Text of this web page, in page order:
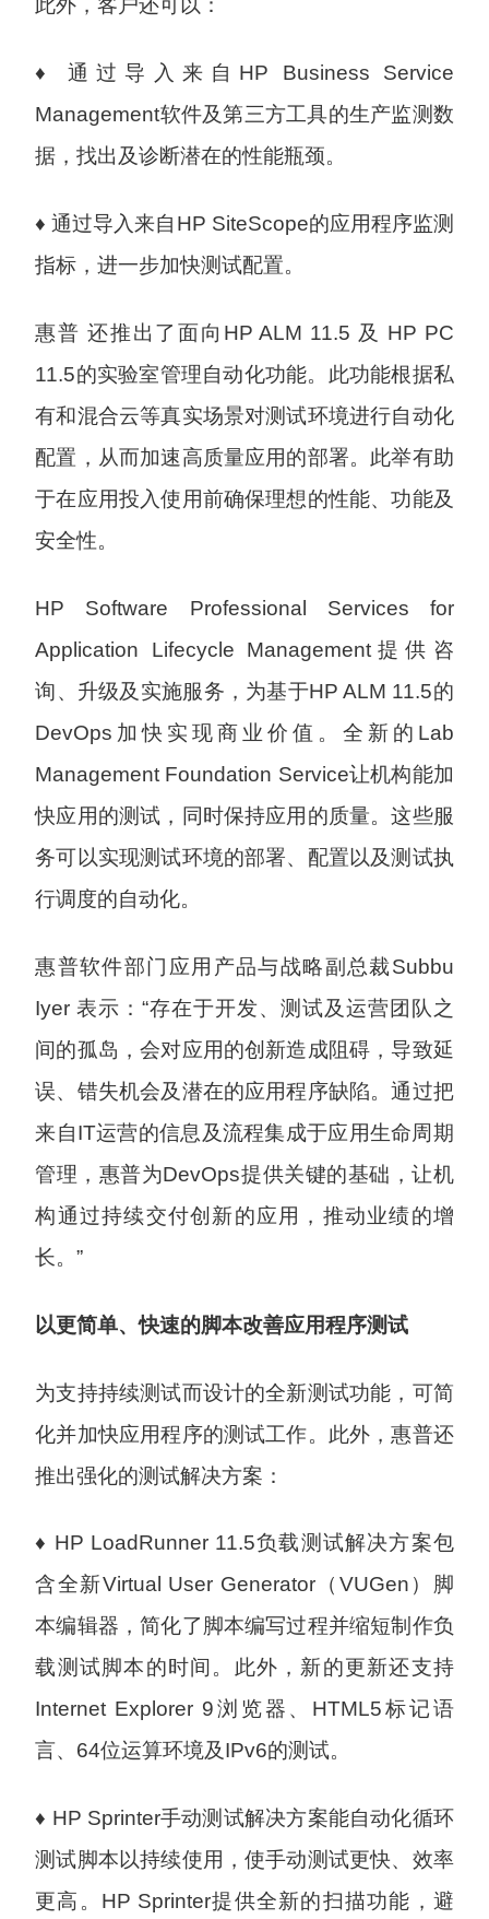
此外，客户还可以：
♦ 通过导入来自HP Business Service
Management软件及第三方工具的生产监测数
据，找出及诊断潜在的性能瓶颈。
♦ 通过导入来自HP SiteScope的应用程序监测
指标，进一步加快测试配置。
惠普 还推出了面向HP ALM 11.5 及 HP PC
11.5的实验室管理自动化功能。此功能根据私
有和混合云等真实场景对测试环境进行自动化
配置，从而加速高质量应用的部署。此举有助
于在应用投入使用前确保理想的性能、功能及
安全性。
HP Software Professional Services for
Application Lifecycle Management提供咨
询、升级及实施服务，为基于HP ALM 11.5的
DevOps加快实现商业价值。全新的Lab
Management Foundation Service让机构能加
快应用的测试，同时保持应用的质量。这些服
务可以实现测试环境的部署、配置以及测试执
行调度的自动化。
惠普软件部门应用产品与战略副总裁Subbu
Iyer 表示：“存在于开发、测试及运营团队之
间的孤岛，会对应用的创新造成阻碍，导致延
误、错失机会及潜在的应用程序缺陷。通过把
来自IT运营的信息及流程集成于应用生命周期
管理，惠普为DevOps提供关键的基础，让机
构通过持续交付创新的应用，推动业绩的增
长。”
以更简单、快速的脚本改善应用程序测试
为支持持续测试而设计的全新测试功能，可简
化并加快应用程序的测试工作。此外，惠普还
推出强化的测试解决方案：
♦ HP LoadRunner 11.5负载测试解决方案包
含全新Virtual User Generator（VUGen）脚
本编辑器，简化了脚本编写过程并缩短制作负
载测试脚本的时间。此外，新的更新还支持
Internet Explorer 9浏览器、HTML5标记语
言、64位运算环境及IPv6的测试。
♦ HP Sprinter手动测试解决方案能自动化循环
测试脚本以持续使用，使手动测试更快、效率
更高。HP Sprinter提供全新的扫描功能，避